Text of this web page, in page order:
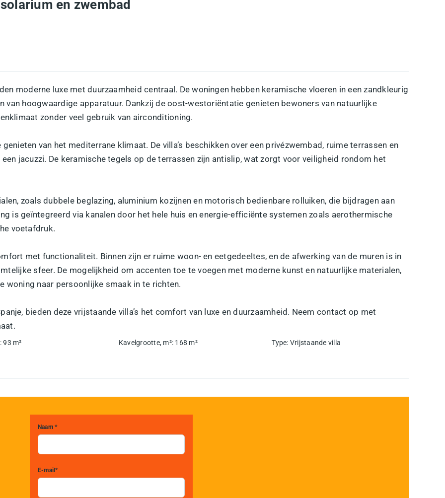
en zwembad
moderne luxe met duurzaamheid centraal. De woningen hebben keramische vloeren in een zandkleurig
van hoogwaardige apparatuur. Dankzij de oost-westoriëntatie genieten bewoners van natuurlijke
zonder veel gebruik van airconditioning.
van het mediterrane klimaat. De villa’s beschikken over een privézwembad, ruime terrassen en
jacuzzi. De keramische tegels op de terrassen zijn antislip, wat zorgt voor veiligheid rondom het
zoals dubbele beglazing, aluminium kozijnen en motorisch bedienbare rolluiken, die bijdragen aan
is geïntegreerd via kanalen door het hele huis en energie-efficiënte systemen zoals aerothermische
voetafdruk.
met functionaliteit. Binnen zijn er ruime woon- en eetgedeeltes, en de afwerking van de muren is in
sfeer. De mogelijkheid om accenten toe te voegen met moderne kunst en natuurlijke materialen,
woning naar persoonlijke smaak in te richten.
bieden deze vrijstaande villa’s het comfort van luxe en duurzaamheid. Neem contact op met
: 93 m² Kavelgrootte, m²: 168 m² Type: Vrijstaande villa
Naam *
E-mail*